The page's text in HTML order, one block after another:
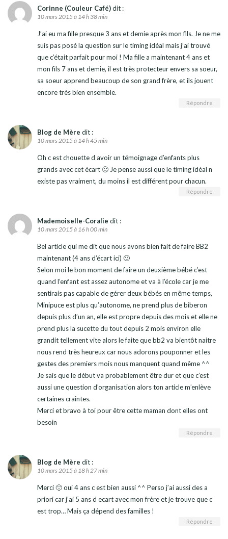
Corinne (Couleur Café)dit :
10 mars 2015 à 14 h 38 min
J’ai eu ma fille presque 3 ans et demie après mon fils. Je ne me
suis pas posé la question sur le timing idéal mais j’ai trouvé
que c’était parfait pour moi ! Ma fille a maintenant 4 ans et
mon fils 7 ans et demie, il est très protecteur envers sa soeur,
sa soeur apprend beaucoup de son grand frère, et ils jouent
encore très bien ensemble.
Répondre
Blog de Mère dit :
10 mars 2015 à 14 h 45 min
Oh c est chouette d avoir un témoignage d’enfants plus
grands avec cet écart 🙂 Je pense aussi que le timing idéal n
existe pas vraiment, du moins il est différent pour chacun.
Répondre
Mademoiselle-Coralie dit :
10 mars 2015 à 16 h 00 min
Bel article qui me dit que nous avons bien fait de faire BB2
maintenant (4 ans d’écart ici) 🙂
Selon moi le bon moment de faire un deuxième bébé c’est
quand l’enfant est assez autonome et va à l’école car je me
sentirais pas capable de gérer deux bébés en même temps,
Minipuce est plus qu’autonome, ne prend plus de biberon
depuis plus d’un an, elle est propre depuis des mois et elle ne
prend plus la sucette du tout depuis 2 mois environ elle
grandit tellement vite alors le faite que bb2 va bientôt naitre
nous rend très heureux car nous adorons pouponner et les
gestes des premiers mois nous manquent quand même ^^
Je sais que le début va probablement être dur et que c’est
aussi une question d’organisation alors ton article m’enlève
certaines craintes.
Merci et bravo à toi pour être cette maman dont elles ont
besoin
Répondre
Blog de Mère dit :
10 mars 2015 à 18 h 27 min
Merci 🙂 oui 4 ans c est bien aussi ^^ Perso j’ai aussi des a
priori car j’ai 5 ans d ecart avec mon frère et je trouve que c
est trop… Mais ça dépend des familles !
Répondre